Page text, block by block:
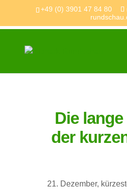
+49 (0) 3901 47 84 80
Die
der
21. Dezember,